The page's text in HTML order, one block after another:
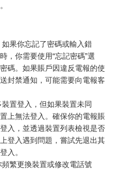
如果你忘記了密碼或輸入錯
，你需要使用“忘記密碼”選
碼。如果賬戶因違反電報的使
封禁通知，可能需要向電報客
裝置登入，但如果裝置未同
上無法登入。確保你的電報賬
入，並透過裝置列表檢視是否
登入遇到問題，嘗試先退出其
入。
頻繁更換裝置或修改電話號